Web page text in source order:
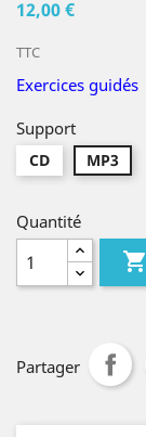
12,00 €
TTC
Exercices guidés
Support
CD MP3
Quantité

Partager